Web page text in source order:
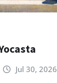
Jul 30, 2026